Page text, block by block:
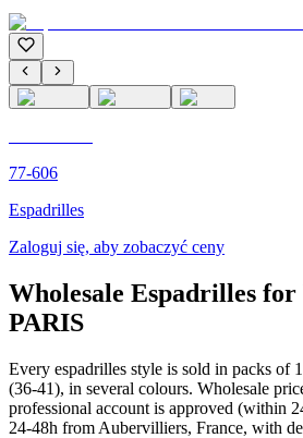
77-606
Espadrilles
Zaloguj się, aby zobaczyć ceny
Wholesale Espadrilles
PARIS
Every espadrilles style is sold in packs of
(36-41), in several colours. Wholesale
professional account is approved (within
24-48h from Aubervilliers, France, with